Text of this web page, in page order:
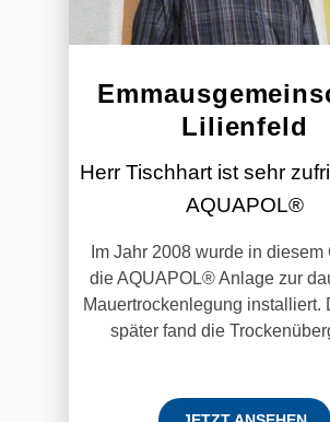
Lilienfeld
Herr Tischhart ist sehr
AQUAPOL®
Im Jahr 2008 wurde in diesem
die AQUAPOL® Anlage zur
Mauertrockenlegung installiert.
später fand die